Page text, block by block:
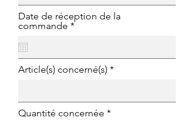
Date de réception de la
commande *r
r
Article(s) concerné(s)
Quantité concernée